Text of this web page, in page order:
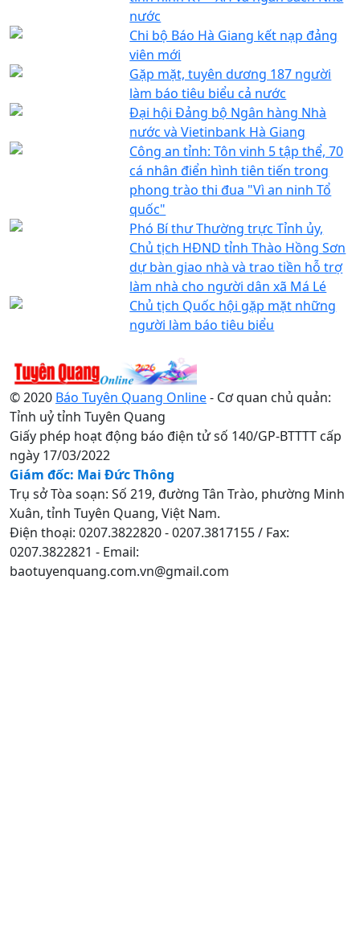
nước
Chi bộ Báo Hà Giang kết nạp đảng
viên mới
Gặp mặt, tuyên dương 187 người
làm báo tiêu biểu cả nước
Đại hội Đảng bộ Ngân hàng Nhà
nước và Vietinbank Hà Giang
Công an tỉnh: Tôn vinh 5 tập thể, 70
cá nhân điển hình tiên tiến trong
phong trào thi đua "Vì an ninh Tổ
quốc"
Phó Bí thư Thường trực Tỉnh ủy,
Chủ tịch HĐND tỉnh Thào Hồng Sơn
dự bàn giao nhà và trao tiền hỗ trợ
làm nhà cho người dân xã Má Lé
Chủ tịch Quốc hội gặp mặt những
người làm báo tiêu biểu
© 2020 Báo Tuyên Quang Online- Cơ quan chủ quản:
Tỉnh uỷ tỉnh Tuyên Quang
Giấy phép hoạt động báo điện tử số 140/GP-BTTTT cấp
ngày 17/03/2022
Giám đốc: Mai Đức Thông
Trụ sở Tòa soạn: Số 219, đường Tân Trào, phường Minh
Xuân, tỉnh Tuyên Quang, Việt Nam.
Điện thoại: 0207.3822820 - 0207.3817155 / Fax:
0207.3822821 - Email:
baotuyenquang.com.vn@gmail.com